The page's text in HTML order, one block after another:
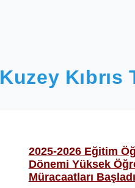
Kuzey
2025-2026 Eğitim
Dönemi Yüksek
Müracaatları Başladı